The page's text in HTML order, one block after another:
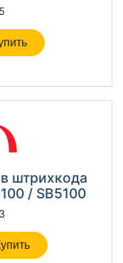
штрихкода
/ SB5100